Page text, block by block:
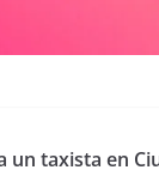
un taxista en